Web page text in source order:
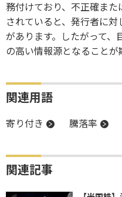
務付けており、不正確ま
されていると、発行者に
があります。したがって、
の高い情報源となることが
関連用語
寄り付き 騰落率
関連記事